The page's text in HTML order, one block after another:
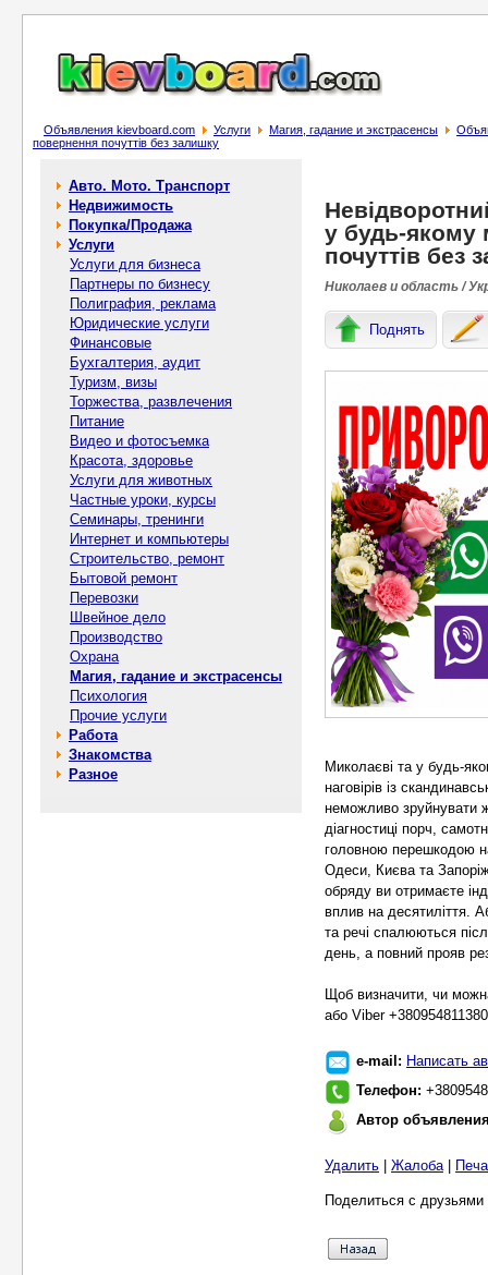
Объявления kievboard.com Услуги Магия, гадание и экстрасенсы
повернення почуттів без залишку
Авто. Мото. Транспорт
Недвижимость
Покупка/Продажа
Услуги
Услуги для бизнеса
Партнеры по бизнесу
Полиграфия, реклама
Юридические услуги
Финансовые
Бухгалтерия, аудит
Туризм, визы
Торжества, развлечения
Питание
Видео и фотосъемка
Красота, здоровье
Услуги для животных
Частные уроки, курсы
Семинары, тренинги
Интернет и компьютеры
Строительство, ремонт
Бытовой ремонт
Перевозки
Швейное дело
Производство
Охрана
Магия, гадание и экстрасенсы
Психология
Прочие услуги
Работа
Знакомства
Разное
у будь-якому
почуттів без
Николаев и область /
Поднять
Миколаєві та у будь-
наговірів із
неможливо зруйнувати
діагностиці порч,
головною перешкодою
Одеси, Києва та
обряду ви отримаєте
вплив на десятиліття.
та речі спалюються
день, а повний прояв
Щоб визначити, чи
або Viber
e-mail: Написать
Телефон:
Автор
Удалить Жалоба|
Поделиться с